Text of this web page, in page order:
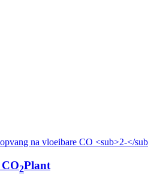
2Plant